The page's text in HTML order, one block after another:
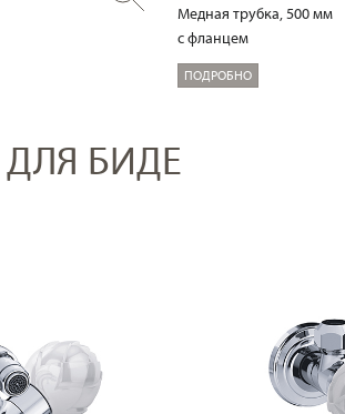
Медная трубка, 500 мм
с фланцем
ПОДРОБНО
БИДЕ